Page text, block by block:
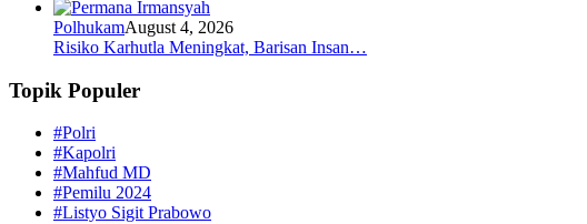
PolhukamAugust 4, 2026
Risiko Karhutla Meningkat, Barisan Insan…
Topik Populer
#Polri
#Kapolri
#Mahfud MD
#Pemilu 2024
#Listyo Sigit Prabowo